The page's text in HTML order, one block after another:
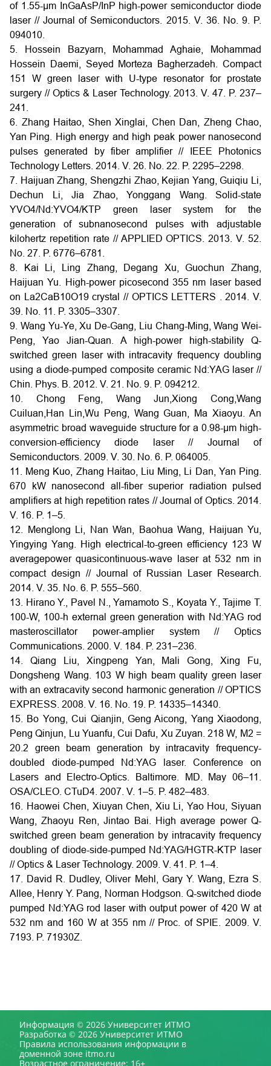
of 1.55-μm InGaAsP/InP high-power semiconductor diode
laser // Journal of Semiconductors. 2015. V. 36. No. 9. P.
094010.
5. Hossein Bazyarn, Mohammad Aghaie, Mohammad
Hossein Daemi, Seyed Morteza Bagherzadeh. Compact
151 W green laser with U-type resonator for prostate
surgery // Optics & Laser Technology. 2013. V. 47. P. 237–
241.
6. Zhang Haitao, Shen Xinglai, Chen Dan, Zheng Chao,
Yan Ping. High energy and high peak power nanosecond
pulses generated by fiber amplifier // IEEE Photonics
Technology Letters. 2014. V. 26. No. 22. P. 2295–2298.
7. Haijuan Zhang, Shengzhi Zhao, Kejian Yang, Guiqiu Li,
Dechun Li, Jia Zhao, Yonggang Wang. Solid-state
YVO4/Nd:YVO4/KTP green laser system for the
generation of subnanosecond pulses with adjustable
kilohertz repetition rate // APPLIED OPTICS. 2013. V. 52.
No. 27. P. 6776–6781.
8. Kai Li, Ling Zhang, Degang Xu, Guochun Zhang,
Haijuan Yu. High-power picosecond 355 nm laser based
on La2CaB10O19 crystal // OPTICS LETTERS . 2014. V.
39. No. 11. P. 3305–3307.
9. Wang Yu-Ye, Xu De-Gang, Liu Chang-Ming, Wang Wei-
Peng, Yao Jian-Quan. A high-power high-stability Q-
switched green laser with intracavity frequency doubling
using a diode-pumped composite ceramic Nd:YAG laser //
Chin. Phys. B. 2012. V. 21. No. 9. P. 094212.
10. Chong Feng, Wang Jun,Xiong Cong,Wang
Cuiluan,Han Lin,Wu Peng, Wang Guan, Ma Xiaoyu. An
asymmetric broad waveguide structure for a 0.98-µm high-
conversion-efficiency diode laser // Journal of
Semiconductors. 2009. V. 30. No. 6. P. 064005.
11. Meng Kuo, Zhang Haitao, Liu Ming, Li Dan, Yan Ping.
670 kW nanosecond all-fiber superior radiation pulsed
amplifiers at high repetition rates // Journal of Optics. 2014.
V. 16. P. 1–5.
12. Menglong Li, Nan Wan, Baohua Wang, Haijuan Yu,
Yingying Yang. High electrical-to-green efficiency 123 W
averagepower quasicontinuous-wave laser at 532 nm in
compact design // Journal of Russian Laser Research.
2014. V. 35. No. 6. P. 555–560.
13. Hirano Y., Pavel N., Yamamoto S., Koyata Y., Tajime T.
100-W, 100-h external green generation with Nd:YAG rod
masteroscillator power-amplier system // Optics
Communications. 2000. V. 184. P. 231–236.
14. Qiang Liu, Xingpeng Yan, Mali Gong, Xing Fu,
Dongsheng Wang. 103 W high beam quality green laser
with an extracavity second harmonic generation // OPTICS
EXPRESS. 2008. V. 16. No. 19. P. 14335–14340.
15. Bo Yong, Cui Qianjin, Geng Aicong, Yang Xiaodong,
Peng Qinjun, Lu Yuanfu, Cui Dafu, Xu Zuyan. 218 W, M2 =
20.2 green beam generation by intracavity frequency-
doubled diode-pumped Nd:YAG laser. Conference on
Lasers and Electro-Optics. Baltimore. MD. May 06–11.
OSA/CLEO. CTuD4. 2007. V. 1–5. P. 482–483.
16. Haowei Chen, Xiuyan Chen, Xiu Li, Yao Hou, Siyuan
Wang, Zhaoyu Ren, Jintao Bai. High average power Q-
switched green beam generation by intracavity frequency
doubling of diode-side-pumped Nd:YAG/HGTR-KTP laser
// Optics & Laser Technology. 2009. V. 41. P. 1–4.
17. David R. Dudley, Oliver Mehl, Gary Y. Wang, Ezra S.
Allee, Henry Y. Pang, Norman Hodgson. Q-switched diode
pumped Nd:YAG rod laser with output power of 420 W at
532 nm and 160 W at 355 nm // Proc. of SPIE. 2009. V.
7193. P. 71930Z.
Информация © 2026 Университет ИТМО
Разработка © 2026 Университет ИТМО
Правила использования информации в
доменной зоне itmo.ru
Возрастное ограничение: 16+